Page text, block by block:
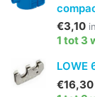
€3,10
1 tot 3
LOWE
€16,30